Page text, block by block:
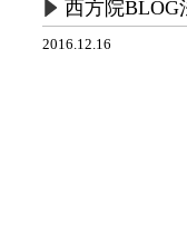
西方院
2016.12.16